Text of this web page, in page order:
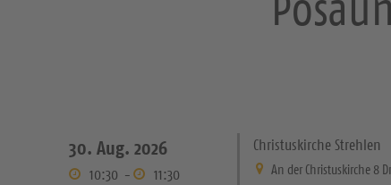
30. Aug. 2026
10:30 - 11:30
Christuskirche Strehlen
An der Christuskirche 8